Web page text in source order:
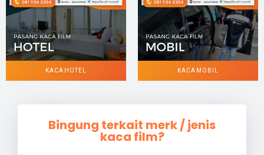
KACA HOTEL KACA MOBIL
Bingung terkait merk / jenis
kaca film?